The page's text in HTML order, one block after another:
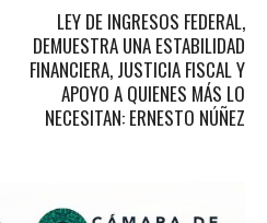
LEY DE INGRESOS FEDERAL,
DEMUESTRA UNA ESTABILIDAD
FINANCIERA, JUSTICIA FISCAL Y
APOYO A QUIENES MÁS LO
NECESITAN: ERNESTO NÚÑEZ